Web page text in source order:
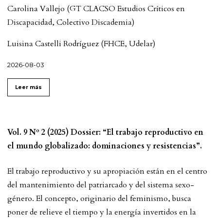
Carolina Vallejo (GT CLACSO Estudios Críticos en
Discapacidad, Colectivo Discademia)
Luisina Castelli Rodríguez (FHCE, Udelar)
2026-08-03
Leer más
Vol. 9 Nº 2 (2025) Dossier: “El trabajo reproductivo en
el mundo globalizado: dominaciones y resistencias”.
El trabajo reproductivo y su apropiación están en el centro
del mantenimiento del patriarcado y del sistema sexo-
género. El concepto, originario del feminismo, busca
poner de relieve el tiempo y la energía invertidos en la